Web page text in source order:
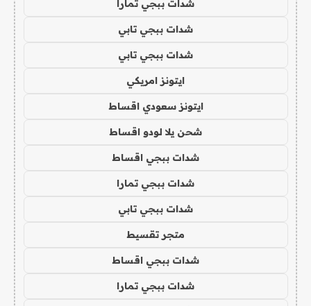
شدات ببجي تمارا
شدات ببجي تابي
شدات ببجي تابي
ايتونز امريكي
ايتونز سعودي اقساط
شحن يلا لودو اقساط
شدات ببجي اقساط
شدات ببجي تمارا
شدات ببجي تابي
متجر تقسيط
شدات ببجي اقساط
شدات ببجي تمارا